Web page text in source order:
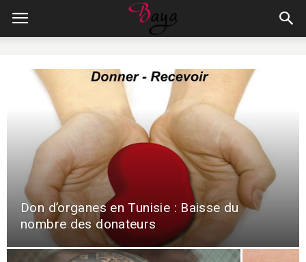
Don d’organes en Tunisie : Baisse du
nombre des donateurs